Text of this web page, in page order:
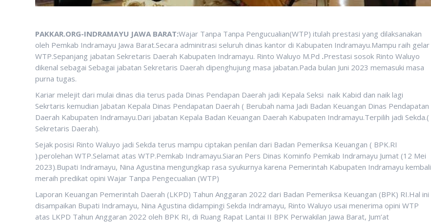
PAKKAR.ORG-INDRAMAYU JAWA BARAT:Wajar Tanpa Tanpa Pengucualian(WTP) itulah prestasi yang dilaksanakan
oleh Pemkab Indramayu Jawa Barat.Secara adminitrasi seluruh dinas kantor di Kabupaten Indramayu.Mampu raih gelar
WTP.Sepanjang jabatan Sekretaris Daerah Kabupaten Indramayu. Rinto Waluyo M.Pd .Prestasi sosok Rinto Waluyo
dikenal sebagai Sebagai jabatan Sekretaris Daerah dipenghujung masa jabatan.Pada bulan Juni 2023 memasuki masa
purna tugas.
Kariar melejit dari mulai dinas dia terus pada Dinas Pendapan Daerah jadi Kepala Seksi naik Kabid dan naik lagi
Sekrtaris kemudian Jabatan Kepala Dinas Pendapatan Daerah ( Berubah nama Jadi Badan Keuangan Dinas Pendapatan
Daerah Kabupaten Indramayu.Dari jabatan Kepala Badan Keuangan Daerah Kabupaten Indramayu.Terpilih jadi Sekda.(
Sekretaris Daerah).
Sejak posisi Rinto Waluyo jadi Sekda terus mampu ciptakan penilan dari Badan Pemeriksa Keuangan ( BPK.RI
).perolehan WTP.Selamat atas WTP.Pemkab Indramayu.Siaran Pers Dinas Kominfo Pemkab Indramayu Jumat (12 Mei
2023).Bupati Indramayu, Nina Agustina mengungkap rasa syukurnya karena Pemerintah Kabupaten Indramayu kembali
meraih predikat opini Wajar Tanpa Pengecualian (WTP)
Laporan Keuangan Pemerintah Daerah (LKPD) Tahun Anggaran 2022 dari Badan Pemeriksa Keuangan (BPK) RI.Hal ini
disampaikan Bupati Indramayu, Nina Agustina didampingi Sekda Indramayu, Rinto Waluyo usai menerima opini WTP
atas LKPD Tahun Anggaran 2022 oleh BPK RI, di Ruang Rapat Lantai II BPK Perwakilan Jawa Barat, Jum’at